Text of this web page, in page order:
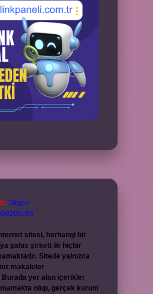
Skype:
sitesi, herhangi bir
şahıs şirketi ile hiçbir
Sitede yalnızca
makaleler
Burada yer alan içerikler
olup, gerçek kurum